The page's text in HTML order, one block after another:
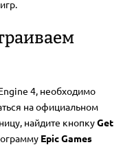
4, необходимо
на официальном
найдите кнопкуGet
Epic Games